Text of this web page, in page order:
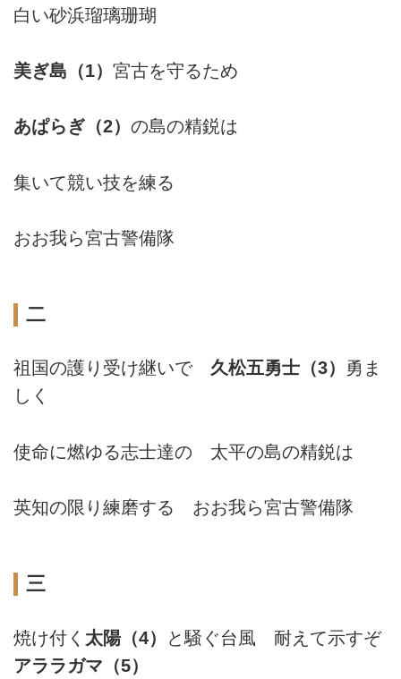
白い砂浜瑠璃珊瑚
美ぎ島（1） 宮古を守るため
あぱらぎ（2） の島の精鋭は
集いて競い技を練る
おお我ら宮古警備隊
二
祖国の護り受け継いで 久松五勇士（3） 勇ま
しく
使命に燃ゆる志士達の 太平の島の精鋭は
英知の限り練磨する おお我ら宮古警備隊
三
焼け付く 太陽（4）
と騒ぐ台風 耐えて示すぞ
アララガマ（5）